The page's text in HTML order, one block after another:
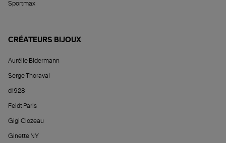
Sportmax
CRÉATEURS BIJOUX
Aurélie Bidermann
Serge Thoraval
d1928
Feidt Paris
Gigi Clozeau
Ginette NY